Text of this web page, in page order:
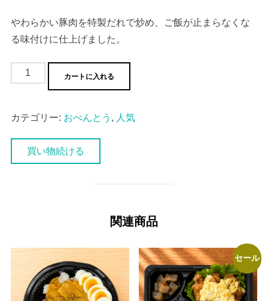
¥850
で
し
は
¥750
で
す。
やわらかい豚肉を特製だれで炒め、ご飯が止まらなくな
る味付けに仕上げました。
タ
ナ
丼
カートに入れる
カテゴリー: おべんとう , 人気
買い物続ける
関連商品
セール